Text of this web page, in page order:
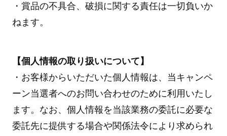
・賞品の不具合、破損に関する責任は一切負いか
ねます。
【個人情報の取り扱いについて】
・お客様からいただいた個人情報は、当キャンペ
ーン当選者へのお問い合わせのために利用いたし
ます。なお、個人情報を当該業務の委託に必要な
委託先に提供する場合や関係法令により求められ